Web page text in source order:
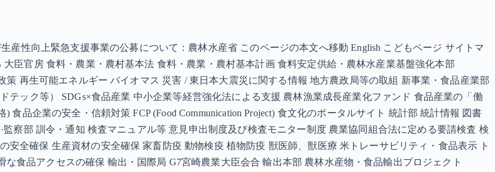
産性向上緊急支援事業の公募について：農林水産省 このページの本文へ移動 English こどもページ サイトマ
臣官房 食料・農業・農村基本法 食料・農業・農村基本計画 食料安定供給・農林水産業基盤強化本部
再生可能エネルギー バイオマス 災害 / 東日本大震災に関する情報 地方農政局等の取組 新事業・食品産業部
テック等） SDGs×食品産業 中小企業等経営強化法による支援 農林漁業成長産業化ファンド 食品産業の「働
品企業の安全・信頼対策 FCP (Food Communication Project) 食文化のポータルサイト 統計部 統計情報 図書
察部 訓令・通知 検査マニュアル等 意見申出制度及び検査モニター制度 農業協同組合法に定める要請検査 検
安全確保 生産資材の安全確保 家畜防疫 動物検疫 植物防疫 獣医師、獣医療 米トレーサビリティ・食品表示 ト
食品アクセスの確保 輸出・国際局 G7宮崎農業大臣会合 輸出本部 農林水産物・食品輸出プロジェクト